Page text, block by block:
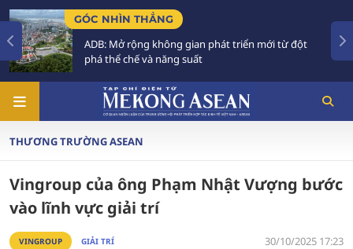
NHÌN THẲNG
Mở rộng không gian phát triển mới từ đột
thể chế và năng suất
TIÊU
THƯƠNG TRƯỜNG ASEAN
Vingroup của ông Phạm Nhật Vượng bước
vào lĩnh vực giải trí
VINGROUP GIẢI TRÍ 30/10/2025 17:23